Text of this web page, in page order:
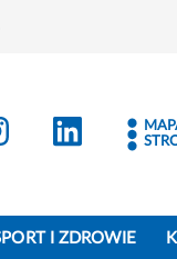
-
Kraków -
I ZDROWIE